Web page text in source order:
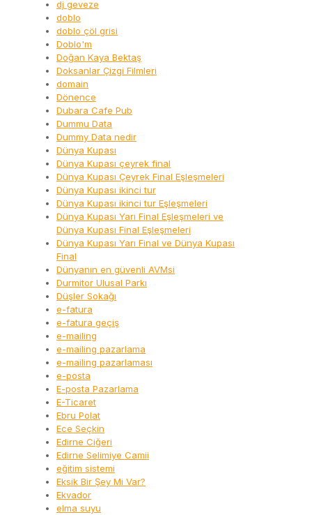
dj geveze
doblo
doblo çöl grisi
Doblo'm
Doğan Kaya Bektaş
Doksanlar Çizgi Filmleri
domain
Dönence
Dubara Cafe Pub
Dummu Data
Dummy Data nedir
Dünya Kupası
Dünya Kupası çeyrek final
Dünya Kupası Çeyrek Final Eşleşmeleri
Dünya Kupası ikinci tur
Dünya Kupası ikinci tur Eşleşmeleri
Dünya Kupası Yarı Final Eşleşmeleri ve
Dünya Kupası Final Eşleşmeleri
Dünya Kupası Yarı Final ve Dünya Kupası
Final
Dünyanın en güvenli AVMsi
Durmitor Ulusal Parkı
Düşler Sokağı
e-fatura
e-fatura geçiş
e-mailing
e-mailing pazarlama
e-mailing pazarlaması
e-posta
E-posta Pazarlama
E-Ticaret
Ebru Polat
Ece Seçkin
Edirne Ciğeri
Edirne Selimiye Camii
eğitim sistemi
Eksik Bir Şey Mi Var?
Ekvador
elma suyu